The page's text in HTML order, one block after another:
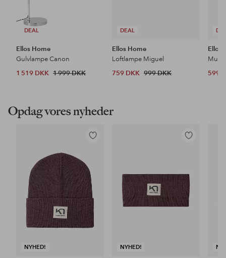
DEAL
Ellos Home
Gulvlampe Canon
1 519 DKK 1 999 DKK
DEAL
Ellos Home
Loftlampe Miguel
759 DKK 999 DKK
Ellos
599
Opdag vores nyheder
NYHED!
Tilføj
NYHED!
Tilføj